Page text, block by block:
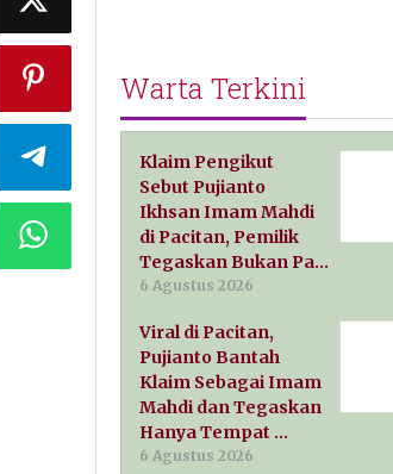
Warta Terkini
Klaim Pengikut
Sebut Pujianto
Ikhsan Imam Mahdi
di Pacitan, Pemilik
Tegaskan Bukan Pa…
6 Agustus 2026
Viral di Pacitan,
Pujianto Bantah
Klaim Sebagai Imam
Mahdi dan Tegaskan
Hanya Tempat …
6 Agustus 2026